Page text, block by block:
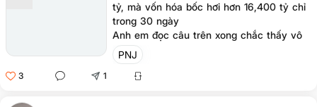
tỷ, mà vốn hóa bốc hơi hơn 16,400 tỷ chỉ
trong 30 ngày
Anh em đọc câu trên xong chắc thấy vô
lý. Thắng ngồi mở báo cáo tài chính quý 2
của PNJ ra đọc, và thứ khiến Thắng dừng
lại lâu nhất không phải con số lỗ 283 tỷ.
PNJ
3 1